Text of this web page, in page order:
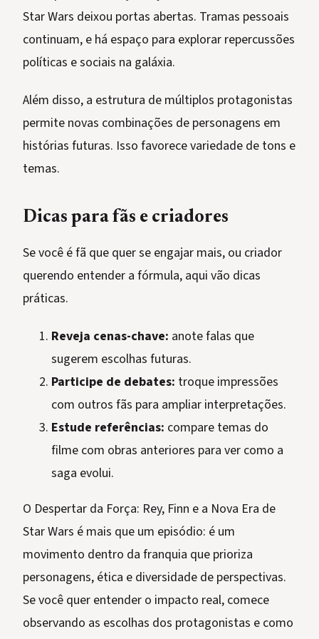
Star Wars deixou portas abertas. Tramas pessoais
continuam, e há espaço para explorar repercussões
políticas e sociais na galáxia.
Além disso, a estrutura de múltiplos protagonistas
permite novas combinações de personagens em
histórias futuras. Isso favorece variedade de tons e
temas.
Dicas para fãs e criadores
Se você é fã que quer se engajar mais, ou criador
querendo entender a fórmula, aqui vão dicas
práticas.
Reveja cenas-chave: anote falas que
sugerem escolhas futuras.
Participe de debates: troque impressões
com outros fãs para ampliar interpretações.
Estude referências: compare temas do
filme com obras anteriores para ver como a
saga evolui.
O Despertar da Força: Rey, Finn e a Nova Era de
Star Wars é mais que um episódio: é um
movimento dentro da franquia que prioriza
personagens, ética e diversidade de perspectivas.
Se você quer entender o impacto real, comece
observando as escolhas dos protagonistas e como